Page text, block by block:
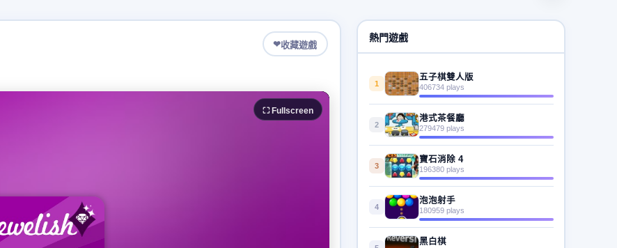
❤收藏遊戲
⛶ Fullscreen
熱門遊戲
1
五子棋雙人版
406734 plays
2
港式茶餐廳
279479 plays
3
寶石消除 4
196380 plays
4
泡泡射手
180959 plays
黑白棋